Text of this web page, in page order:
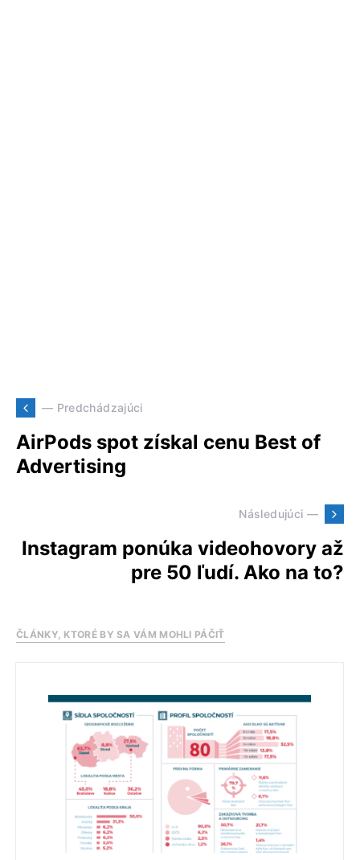
— Predchádzajúci
AirPods spot získal cenu Best of
Advertising
Následujúci —
Instagram ponúka videohovory až
pre 50 ľudí. Ako na to?
ČLÁNKY, KTORÉ BY SA VÁM MOHLI PÁČIŤ